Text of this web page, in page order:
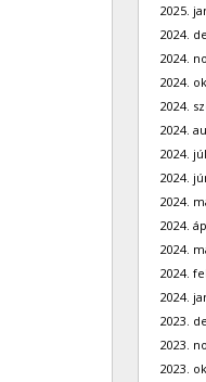
2025.
2024.
2024.
2024.
2024.
2024.
2024.
2024.
2024.
2024.
2024.
2024.
2024.
2023.
2023.
2023.